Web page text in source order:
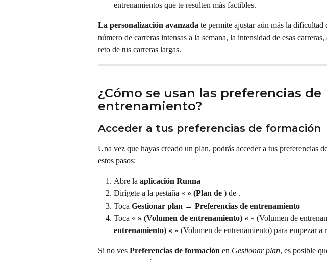
entrenamientos que te resulten más factibles.
La personalización avanzada te permite ajustar aún más la
número de carreras intensas a la semana, la intensidad de esas
reto de tus carreras largas.
¿Cómo se usan las preferencias de
entrenamiento?
Acceder a tus preferencias de formación
Una vez que hayas creado un plan, podrás acceder a tus preferencias
estos pasos:
Abre la aplicación Runna
Dirígete a la pestaña « » (Plan de ) de .
Toca Gestionar plan → Preferencias de entrenamiento
Toca « » (Volumen de entrenamiento) « » (Volumen de
entrenamiento) « » (Volumen de entrenamiento) para empezar a
Si no ves Preferencias de formación en Gestionar plan, es posible